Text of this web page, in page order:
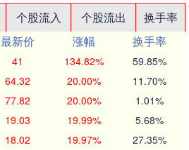
个股流入 个股流出
换手率
最新价 涨幅
换手率
41 134.82% 59.85%
64.32 20.00% 11.70%
77.82 20.00% 1.01%
19.03 19.99% 5.68%
18.02 19.97% 27.35%